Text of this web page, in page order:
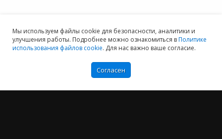
Мы используем файлы cookie для безопасности, аналитики и
улучшения работы. Подробнее можно ознакомиться вПолитике
использования файлов cookie. Для нас важно ваше согласие.
Согласен